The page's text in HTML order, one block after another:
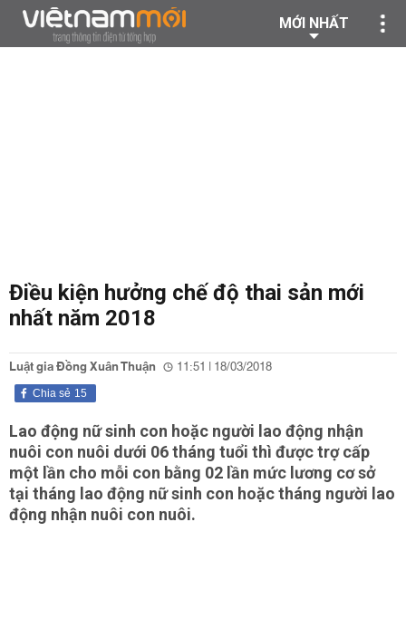
MỚI NHẤT
Điều kiện hưởng chế độ thai sản mới
nhất năm 2018
Luật gia Đồng Xuân Thuận 11:51 | 18/03/2018
15
Chia sẻ
Lao động nữ sinh con hoặc người lao động nhận
nuôi con nuôi dưới 06 tháng tuổi thì được trợ cấp
một lần cho mỗi con bằng 02 lần mức lương cơ sở
tại tháng lao động nữ sinh con hoặc tháng người lao
động nhận nuôi con nuôi.